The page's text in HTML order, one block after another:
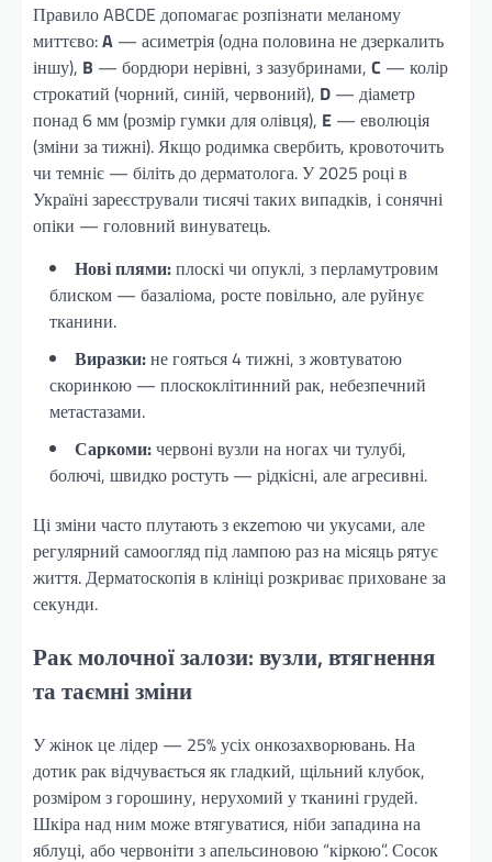
Правило ABCDE допомагає розпізнати меланому
миттєво:A — асиметрія (одна половина не дзеркалить
іншу), B — бордюри нерівні, з зазубринами, C — колір
строкатий (чорний, синій, червоний), D — діаметр
понад 6 мм (розмір гумки для олівця), E — еволюція
(зміни за тижні). Якщо родимка свербить, кровоточить
чи темніє — біліть до дерматолога. У 2025 році в
Україні зареєстрували тисячі таких випадків, і сонячні
опіки — головний винуватець.
Нові плями:плоскі чи опуклі, з перламутровим
блиском — базаліома, росте повільно, але руйнує
тканини.
Виразки:не гояться 4 тижні, з жовтуватою
скоринкою — плоскоклітинний рак, небезпечний
метастазами.
Саркоми:червоні вузли на ногах чи тулубі,
болючі, швидко ростуть — рідкісні, але агресивні.
Ці зміни часто плутають з екzemою чи укусами, але
регулярний самоогляд під лампою раз на місяць рятує
життя. Дерматоскопія в клініці розкриває приховане за
секунди.
Рак молочної залози: вузли, втягнення
та таємні зміни
У жінок це лідер — 25% усіх онкозахворювань. На
дотик рак відчувається як гладкий, щільний клубок,
розміром з горошину, нерухомий у тканині грудей.
Шкіра над ним може втягуватися, ніби западина на
яблуці, або червоніти з апельсиновою “кіркою”. Сосок